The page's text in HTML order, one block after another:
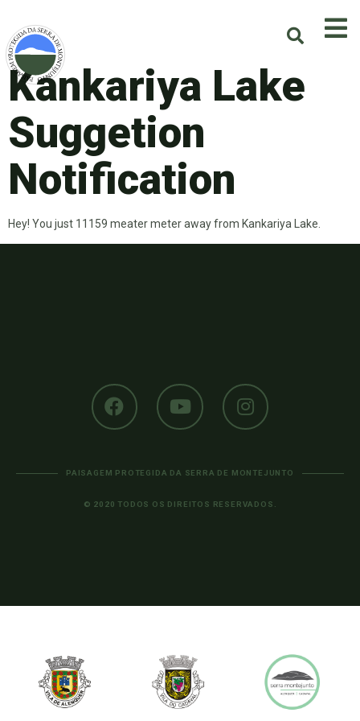
Kankariya Lake
Suggetion
Notification
Hey! You just 11159 meater meter away from Kankariya Lake.
PAISAGEM PROTEGIDA DA SERRA DE MONTEJUNTO
© 2020 TODOS OS DIREITOS RESERVADOS.